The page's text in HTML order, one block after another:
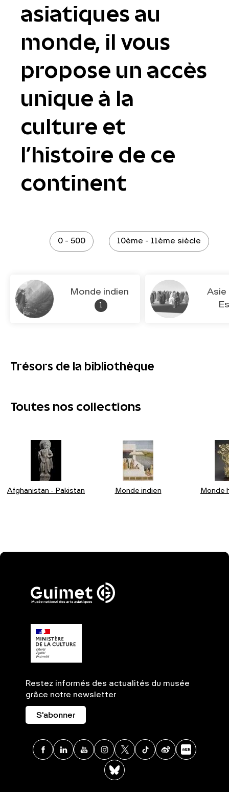
asiatiques au
monde, il vous
propose un accès
unique à la
culture et
l’histoire de ce
continent
0 - 500 10ème - 11ème siècle
Monde indien
Asie
Trésors de la bibliothèque
Toutes nos collections
Afghanistan - Pakistan Monde indien Monde
Restez informés des actualités du musée
grâce notre newsletter
S'abonner
Facebook
LinkedinYoutubeInstagram
X TikTokWeibo